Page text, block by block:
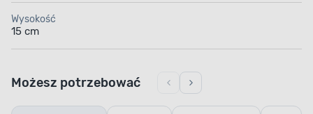
Wysokość
15 cm
Możesz potrzebować